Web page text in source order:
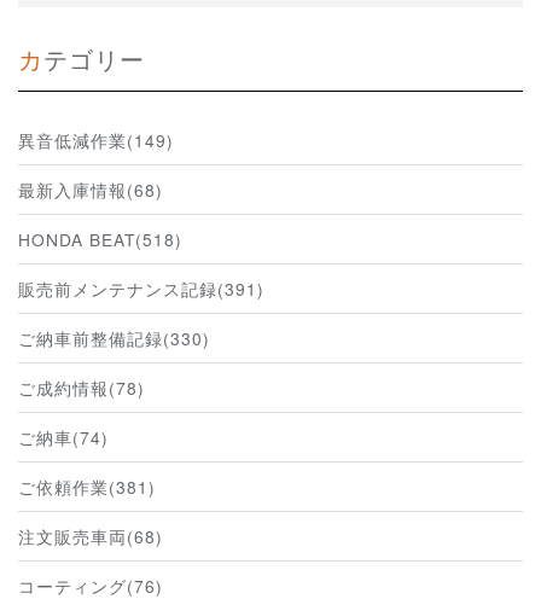
カテゴリー
異音低減作業(149)
最新入庫情報(68)
HONDA BEAT(518)
販売前メンテナンス記録(391)
ご納車前整備記録(330)
ご成約情報(78)
ご納車(74)
ご依頼作業(381)
注文販売車両(68)
コーティング(76)